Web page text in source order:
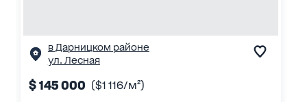
в Дарницком районе
ул. Лесная
$ 145 000 ($1 116/м²)